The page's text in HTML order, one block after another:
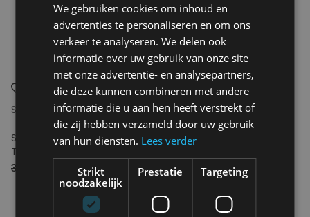
SELECTED
SLHRELAXASPEN SS O-NECK
TEE HOTEL AMOUR
34.99€
17.50€
REVOLUTION
Printed T-shirt
44.95€
We gebruiken cookies om inhoud en
advertenties te personaliseren en om ons
verkeer te analyseren. We delen ook
informatie over uw gebruik van onze site
met onze advertentie- en analysepartners,
die deze kunnen combineren met andere
informatie die u aan hen heeft verstrekt of
die zij hebben verzameld door uw gebruik
van hun diensten. Lees verder
Strikt
noodzakelijk
Prestatie Targeting